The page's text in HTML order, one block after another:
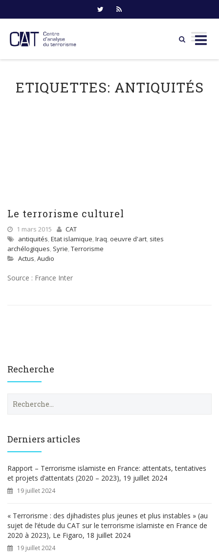
content
ETIQUETTES: ANTIQUITÉS
Le terrorisme culturel
1 mars 2015
CAT
antiquités, Etat islamique, Iraq, oeuvre d'art, sites
archélogiques, Syrie, Terrorisme
Actus, Audio
Source : France Inter
Recherche
e
h
e
r
Derniers articles
Rapport – Terrorisme islamiste en France: attentats, tentatives
et projets d’attentats (2020 – 2023), 19 juillet 2024
19 juillet 2024
« Terrorisme : des djihadistes plus jeunes et plus instables » (au
sujet de l’étude du CAT sur le terrorisme islamiste en France de
2020 à 2023), Le Figaro, 18 juillet 2024
19 juillet 2024